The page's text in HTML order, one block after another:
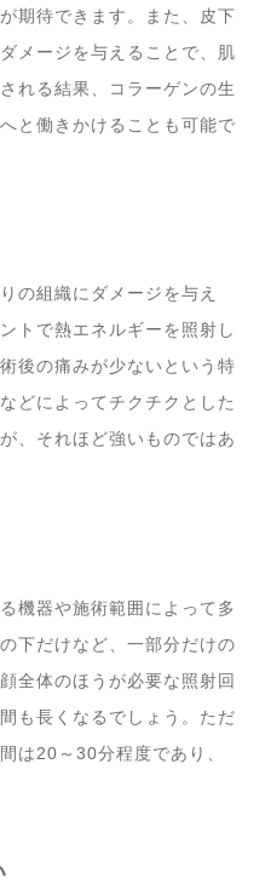
期待できます。また、皮下
メージを与えることで、肌
れる結果、コラーゲンの生
と働きかけることも可能で
の組織にダメージを与え
トで熱エネルギーを照射し
後の痛みが少ないという特
どによってチクチクとした
、それほど強いものではあ
機器や施術範囲によって多
下だけなど、一部分だけの
全体のほうが必要な照射回
も長くなるでしょう。ただ
は20～30分程度であり、